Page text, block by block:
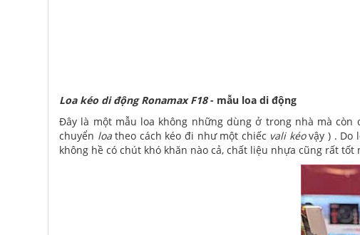
Loa kéo di động Ronamax F18- mẫu loa di động
Đây là một mẫu loa không những dùng ở trong nhà mà
chuyển loatheo cách kéo đi như một chiếc vali kéovậy ) . Do
không hề có chút khó khăn nào cả, chất liệu nhựa cũng rất